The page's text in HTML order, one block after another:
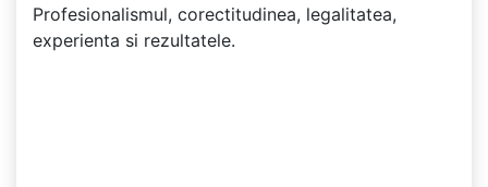
Profesionalismul, corectitudinea, legalitatea,
experienta si rezultatele.